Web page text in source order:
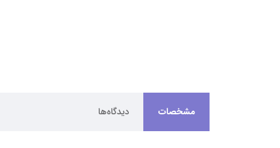
مشخصات دیدگاه‌ها